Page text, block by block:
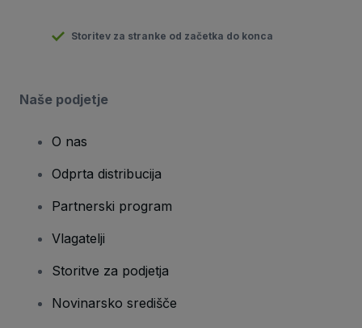
Storitev za stranke od začetka do konca
Naše podjetje
O nas
Odprta distribucija
Partnerski program
Vlagatelji
Storitve za podjetja
Novinarsko središče